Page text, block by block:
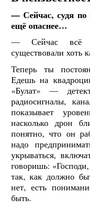
— Сейчас, судя по
ещё опаснее…
— Сейчас всё
существовали хоть
Теперь ты
Едешь на
«Булат» —
радиосигналы,
показывает
насколько дрон
понятно, что он
надо
укрываться,
говоришь:
так, как должно
нет, есть
быть.